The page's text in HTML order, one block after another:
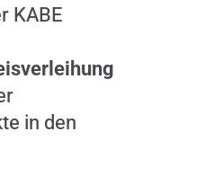
KABE
in den